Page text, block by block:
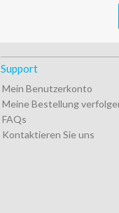
Support
Mein Benutzerkonto
Meine Bestellung
FAQs
Kontaktieren Sie uns